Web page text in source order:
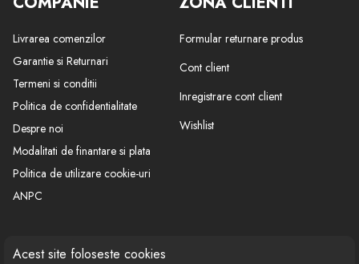
Acest site foloseste cookies
21700
9642
MAPCO
OCAP
ORIGINAL
17776 17842
SPIDAN
83888
Compatibilitati produs
Producator
Model Versiune
Lupo
6E 6X
Livrarea comenzilor
Garantie si Returnari
Termeni si conditii
Politica de confidentialitate
Despre noi
Modalitati de finantare si plata
Politica de utilizare cookie-uri
ANPC
Formular returnare produs
Cont client
Inregistrare cont client
Wishlist
CONTACT